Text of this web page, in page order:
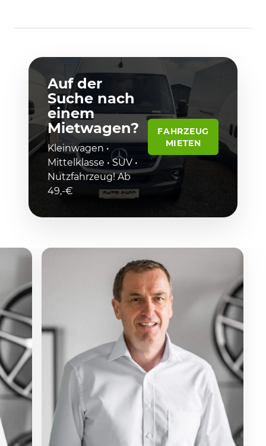
Auf der
Suche nach
einem
Mietwagen?
Kleinwagen •
Mittelklasse • SUV •
Nutzfahrzeug! Ab
49,-€
FAHRZEUG
MIETEN